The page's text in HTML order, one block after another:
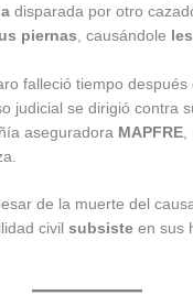
disparada por otro
piernas , causándole
falleció tiempo después
judicial se dirigió contra
aseguradora MAPFRE
de la muerte del
civilsubsiste en sus